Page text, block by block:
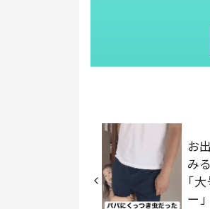
お
み
「
ー」